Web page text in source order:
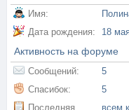
Имя:
Дата рождения:
18
Активность на форуме
Сообщений:
5
Спасибок:
5
Последняя
всем